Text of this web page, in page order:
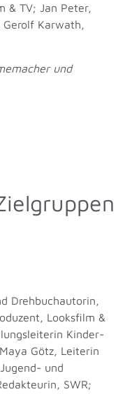
& TV; Jan Peter,
Gerolf Karwath,
und
Drehbuchautorin,
Looksfilm &
Kinder-
Götz, Leiterin
und
SWR;